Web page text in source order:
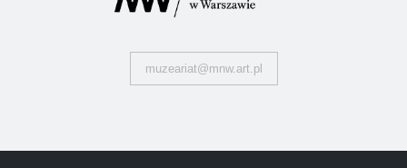
muzeariat@mnw.art.pl